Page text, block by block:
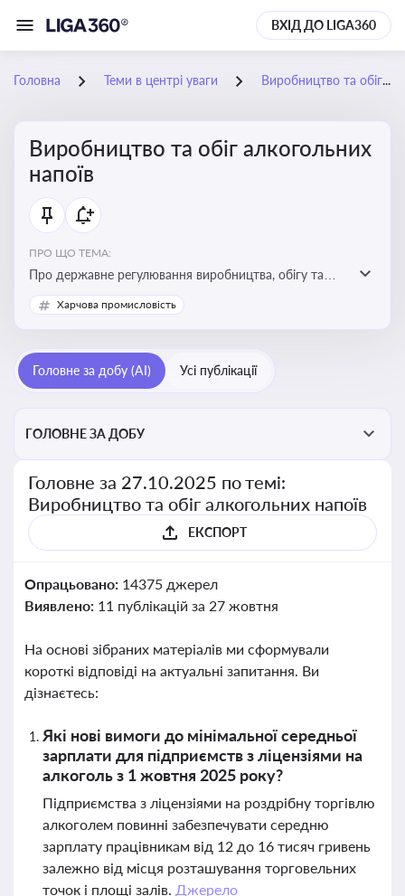
ВХІД ДО LIGA360
Головна Теми в центрі уваги Виробництво та обіг алкогольних напоїв
Виробництво та обіг алкогольних
напоїв
ПРО ЩО ТЕМА:
Про державне регулювання виробництва, обігу та
оподаткування алкогольної продукції, про
ліцензування та правові ризики
Харчова промисловість
Головне за добу (AI) Усі публікації
ГОЛОВНЕ ЗА ДОБУ
Головне за 27.10.2025 по темі:
Виробництво та обіг алкогольних напоїв
ЕКСПОРТ
Опрацьовано: 14375 джерел
Виявлено: 11 публікацій за 27 жовтня
На основі зібраних матеріалів ми сформували
короткі відповіді на актуальні запитання. Ви
дізнаєтесь:
Які нові вимоги до мінімальної середньої
зарплати для підприємств з ліцензіями на
алкоголь з 1 жовтня 2025 року?
Підприємства з ліцензіями на роздрібну торгівлю
алкоголем повинні забезпечувати середню
зарплату працівникам від 12 до 16 тисяч гривень
залежно від місця розташування торговельних
точок і площі залів. Джерело